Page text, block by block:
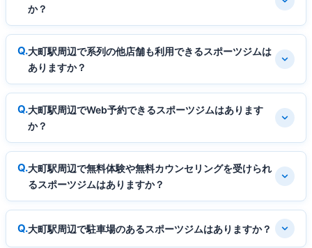
か？
大町駅周辺で系列の他店舗も利用できるスポーツジムは
ありますか？
大町駅周辺でWeb予約できるスポーツジムはあります
か？
大町駅周辺で無料体験や無料カウンセリングを受けられ
るスポーツジムはありますか？
大町駅周辺で駐車場のあるスポーツジムはありますか？